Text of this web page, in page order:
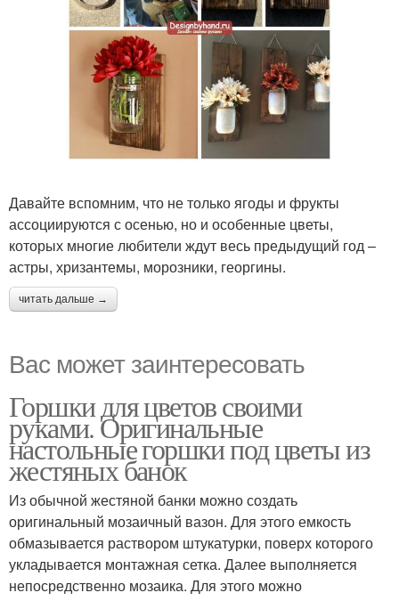
Давайте вспомним, что не только ягоды и фрукты
ассоциируются с осенью, но и особенные цветы,
которых многие любители ждут весь предыдущий год –
астры, хризантемы, морозники, георгины.
читать дальше →
Вас может заинтересовать
Горшки для цветов своими
руками. Оригинальные
настольные горшки под цветы из
жестяных банок
Из обычной жестяной банки можно создать
оригинальный мозаичный вазон. Для этого емкость
обмазывается раствором штукатурки, поверх которого
укладывается монтажная сетка. Далее выполняется
непосредственно мозаика. Для этого можно